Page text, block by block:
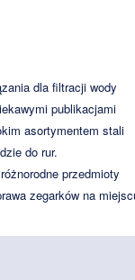
dla filtracji wody
publikacjami
asortymentem stali
do rur.
przedmioty
zegarków na